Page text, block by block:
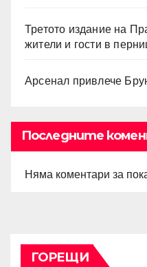
Третото издание на
жители и гости в
Арсенал привлече
Последните
Няма коментари за
ГОРЕЩИ